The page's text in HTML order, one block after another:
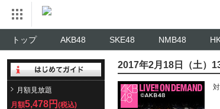
トップ AKB48 SKE48 NMB48
月額見放題
月額5,478円 (税込)
2017年2月18日（土）